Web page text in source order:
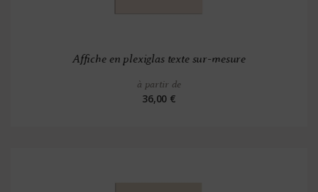
Affiche en plexiglas texte sur-mesure
à partir de
36,00 €